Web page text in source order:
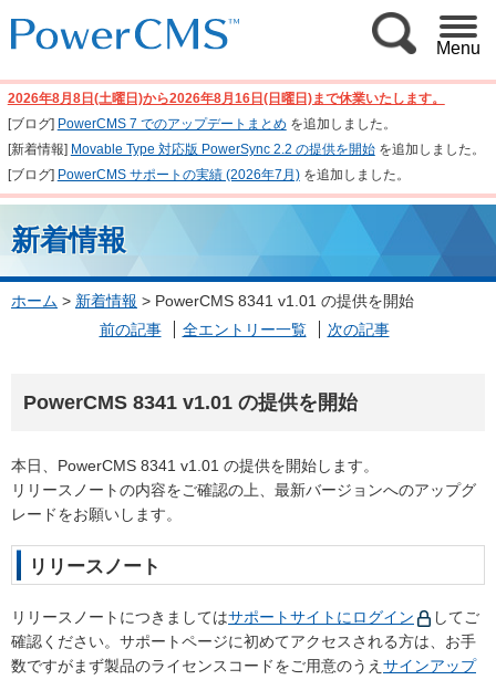
Menu
2026年8月8日(土曜日)から2026年8月16日(日曜日)まで休業いたします。
[ブログ] PowerCMS 7 でのアップデートまとめ を追加しました。
[新着情報] Movable Type 対応版 PowerSync 2.2 の提供を開始を追加しました。
[ブログ] PowerCMS サポートの実績 (2026年7月)を追加しました。
新着情報
ホーム > 新着情報 > PowerCMS 8341 v1.01 の提供を開始
前の記事
全エントリー一覧 次の記事
PowerCMS 8341 v1.01 の提供を開始
本日、PowerCMS 8341 v1.01 の提供を開始します。
リリースノートの内容をご確認の上、最新バージョンへのアップグ
レードをお願いします。
リリースノート
リリースノートにつきましてはサポートサイトにログイン
してご
確認ください。サポートページに初めてアクセスされる方は、お手
数ですがまず製品のライセンスコードをご用意のうえ サインアップ